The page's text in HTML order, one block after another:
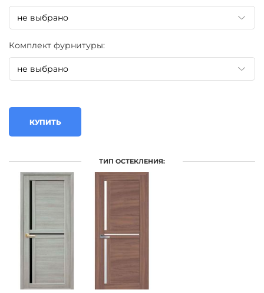
Комплект фурнитуры:
КУПИТЬ
ТИП ОСТЕКЛЕНИЯ: